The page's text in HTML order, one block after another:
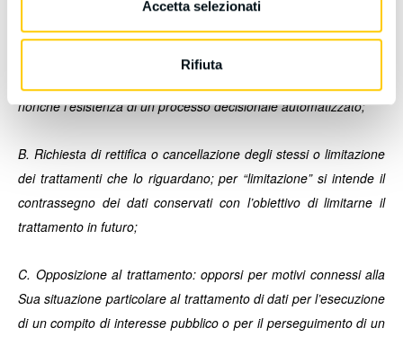
Accetta selezionati
Rifiuta
le finalità, le categorie di dati, i destinatari, il periodo di
conservazione, il diritto di proporre reclamo ad un’autorità di
controllo, il diritto di richiedere la rettifica o cancellazione o
nonché l’esistenza di un processo decisionale automatizzato;
B. Richiesta di rettifica o cancellazione degli stessi o limitazione
dei trattamenti che lo riguardano; per “limitazione” si intende il
contrassegno dei dati conservati con l’obiettivo di limitarne il
trattamento in futuro;
C. Opposizione al trattamento: opporsi per motivi connessi alla
Sua situazione particolare al trattamento di dati per l’esecuzione
di un compito di interesse pubblico o per il perseguimento di un